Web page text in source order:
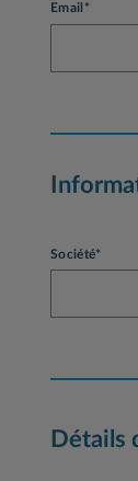
Email*
Société*
Détails